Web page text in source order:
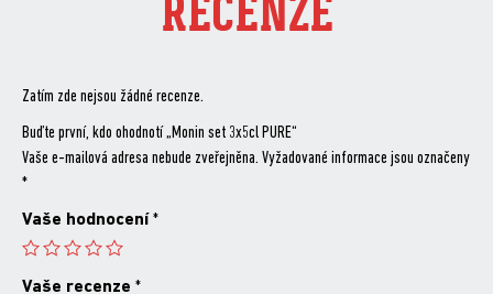
RECENZE
Zatím zde nejsou žádné recenze.
Buďte první, kdo ohodnotí „Monin set 3x5cl PURE“
Vaše e-mailová adresa nebude zveřejněna. Vyžadované informace jsou označeny
*
Vaše hodnocení *
Vaše recenze *